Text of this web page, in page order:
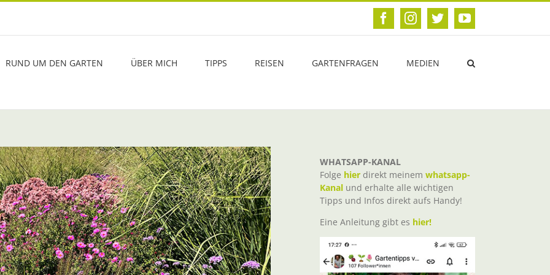
FacebookInstagram
TwitterYouTube
RUND UM DEN GARTEN ÜBER MICH TIPPS REISEN GARTENFRAGEN MEDIEN
WHATSAPP-KANAL
Folge hier direkt meinem whatsapp-
Kanal und erhalte alle wichtigen
Tipps und Infos direkt aufs Handy!
Eine Anleitung gibt es hier!